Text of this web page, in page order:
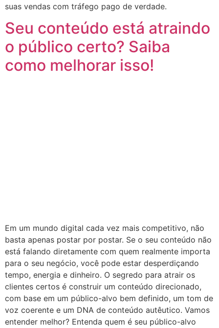
suas vendas com tráfego pago de verdade.
Seu conteúdo está atraindo
o público certo? Saiba
como melhorar isso!
Em um mundo digital cada vez mais competitivo, não
basta apenas postar por postar. Se o seu conteúdo não
está falando diretamente com quem realmente importa
para o seu negócio, você pode estar desperdiçando
tempo, energia e dinheiro. O segredo para atrair os
clientes certos é construir um conteúdo direcionado,
com base em um público-alvo bem definido, um tom de
voz coerente e um DNA de conteúdo autêutico. Vamos
entender melhor? Entenda quem é seu público-alvo